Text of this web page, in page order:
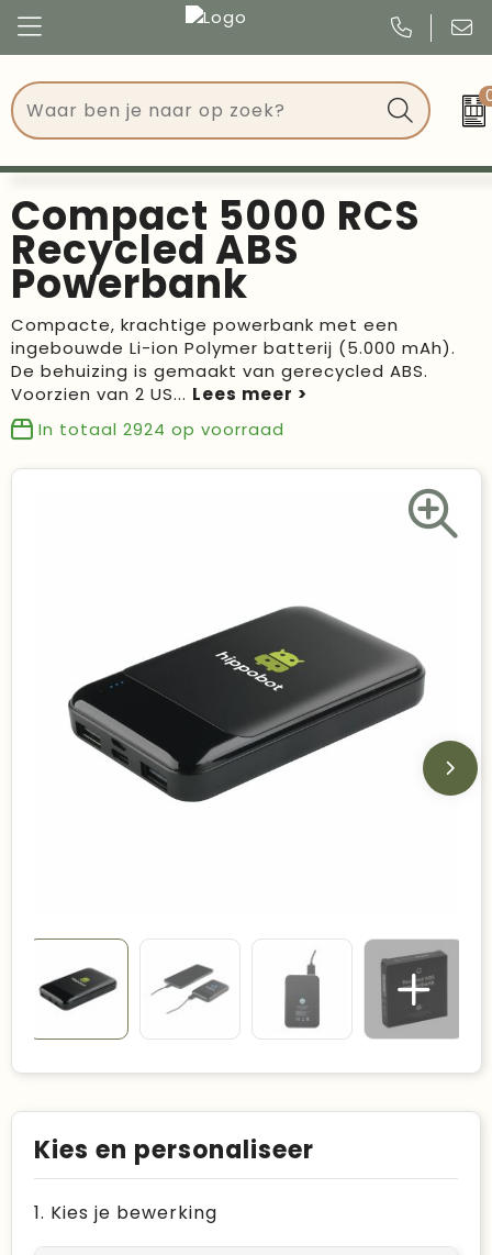
Tassen
Drinkwaren
Events
Give Aways
Geschenken
Kantoorartikelen
Bestsellers
Congres
Events
Kerst
Verjaardagen
Voetbal, EK en WK
Compact 5000 RCS
Recycled ABS
Powerbank
Compacte, krachtige powerbank met een
ingebouwde Li-ion Polymer batterij (5.000 mAh).
De behuizing is gemaakt van gerecycled ABS.
Voorzien van 2 US...
In totaal 2924 op voorraad
Kies en personaliseer
1. Kies je bewerking